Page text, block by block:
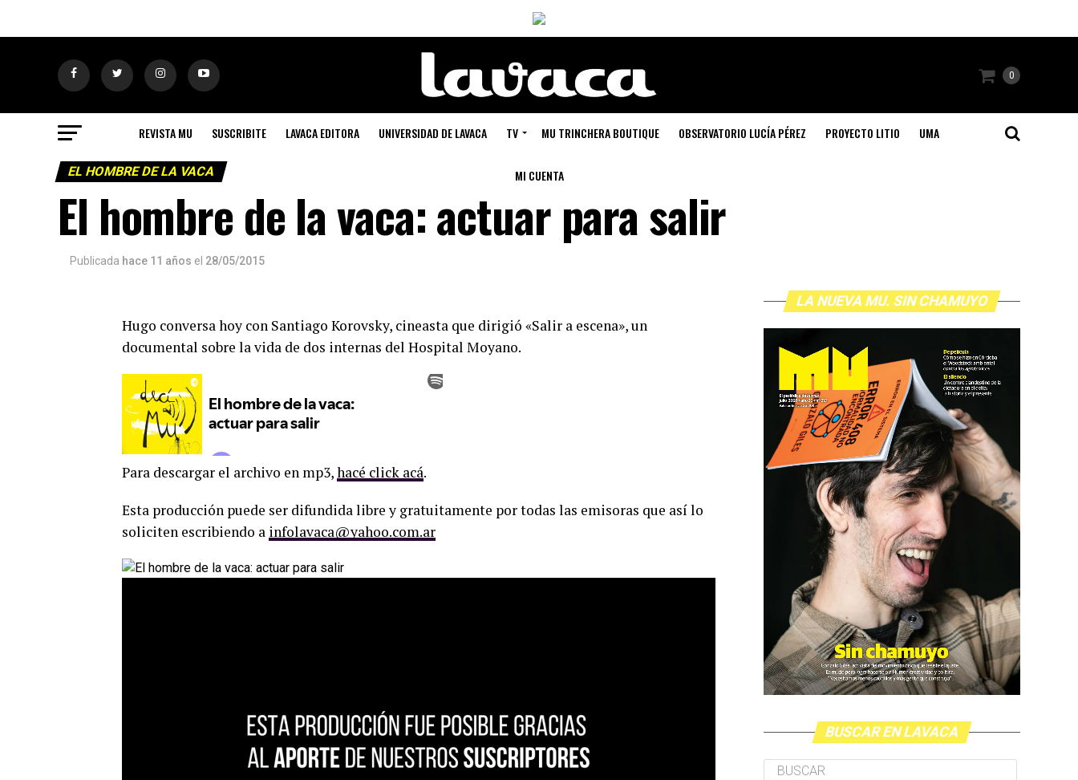
0
REVISTA MU SUSCRIBITE LAVACA EDITORA UNIVERSIDAD DE LAVACA TV MU TRINCHERA BOUTIQUE OBSERVATORIO LUCÍA PÉREZ PROYECTO LITIO UMA
MI CUENTA
EL HOMBRE DE LA VACA
El hombre de la vaca: actuar para salir
Publicada hace 11 años el 28/05/2015
Hugo conversa hoy con Santiago Korovsky, cineasta que dirigió «Salir a escena», un
documental sobre la vida de dos internas del Hospital Moyano.
Para descargar el archivo en mp3,hacé click acá.
Esta producción puede ser difundida libre y gratuitamente por todas las emisoras que así lo
soliciten escribiendo a infolavaca@yahoo.com.ar
LA NUEVA MU. SIN CHAMUYO
BUSCAR EN LAVACA